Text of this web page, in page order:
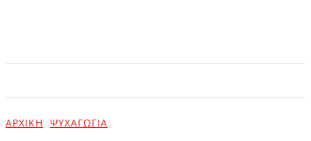
ΑΡΧΙΚΉ ΨΥΧΑΓΩΓΊΑ